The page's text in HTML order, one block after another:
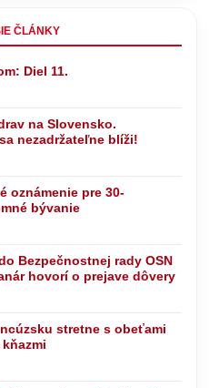
ČLÁNKY
Diel 11.
na Slovensko.
nezadržateľne blíži!
oznámenie pre 30-
bývanie
Bezpečnostnej rady OSN
hovorí o prejave dôvery
stretne s obeťami